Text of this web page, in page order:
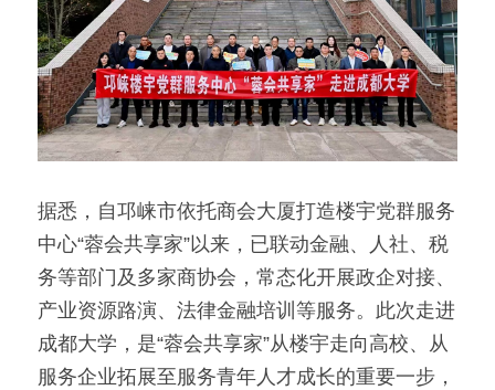
据悉，自邛崃市依托商会大厦打造楼宇党群服务
中心“蓉会共享家”以来，已联动金融、人社、税
务等部门及多家商协会，常态化开展政企对接、
产业资源路演、法律金融培训等服务。此次走进
成都大学，是“蓉会共享家”从楼宇走向高校、从
服务企业拓展至服务青年人才成长的重要一步，